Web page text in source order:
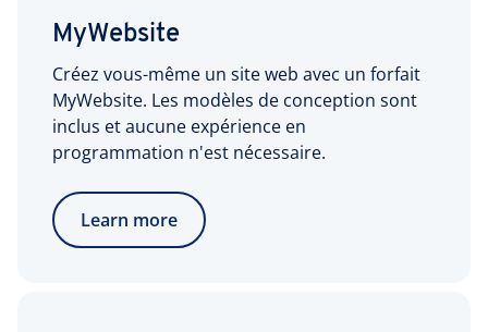
MyWebsite
Créez vous-même un site web avec un forfait
MyWebsite. Les modèles de conception sont
inclus et aucune expérience en
programmation n'est nécessaire.
Learn more